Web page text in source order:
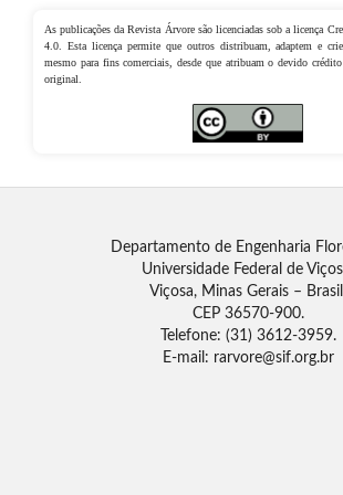
As publicações da Revista Árvore são licenciadas sob a licença
4.0. Esta licença permite que outros distribuam, adaptem e
mesmo para fins comerciais, desde que atribuam o devido crédito
original.
Departamento de Engenharia
Universidade Federal de
Viçosa, Minas Gerais –
CEP 36570-900.
Telefone: (31) 3612-3959.
E-mail: rarvore@sif.org.br